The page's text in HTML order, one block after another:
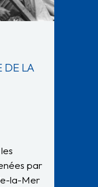
DE LA
par
la-Mer